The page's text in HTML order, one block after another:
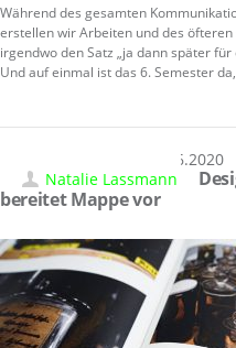
Während des gesamten
erstellen wir Arbeiten und des
irgendwo den Satz „ja dann später
Und auf einmal ist das 6. Semester da,
27.06.2020
Natalie Lassmann
bereitet Mappe vor